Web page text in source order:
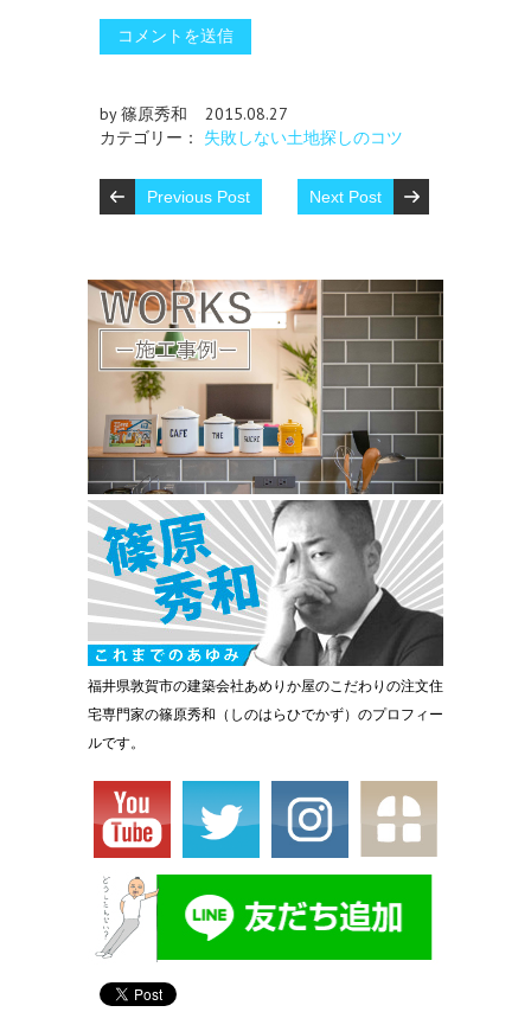
by 篠原秀和
2015.08.27
カテゴリー： 失敗しない土地探しのコツ
Previous Post Next Post
福井県敦賀市の建築会社あめりか屋のこだわりの注文住
宅専門家の篠原秀和（しのはらひでかず）のプロフィー
ルです。